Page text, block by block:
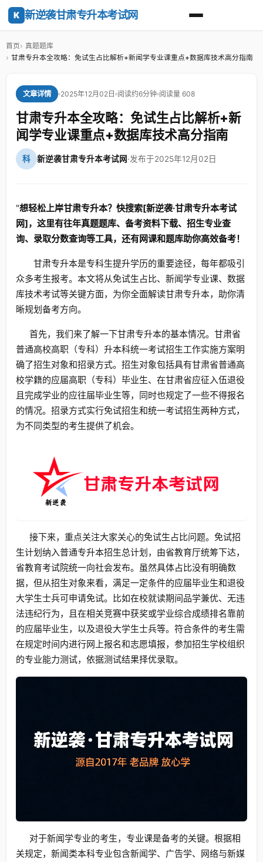
K 新逆袭甘肃专升本考试网
首页
真题题库
甘肃专升本全攻略：免试生占比解析+新闻学专业课重点+数据库技术高分指南
文章详情 2025年12月02日 阅读约6分钟 阅读量 608
甘肃专升本全攻略：免试生占比解析+新
闻学专业课重点+数据库技术高分指南
科 新逆袭甘肃专升本考试网·发布于2025年12月02日
"想轻松上岸甘肃专升本？快搜索[新逆袭·甘肃专升本考试
网]，这里有往年真题题库、备考资料下载、招生专业查
询、录取分数查询等工具，还有网课和题库助你高效备考！
甘肃专升本是专科生提升学历的重要途径，每年都吸引
众多考生报考。本文将从免试生占比、新闻学专业课、数据
库技术考试等关键方面，为你全面解读甘肃专升本，助你清
晰规划备考方向。
首先，我们来了解一下甘肃专升本的基本情况。甘肃省
普通高校高职（专科）升本科统一考试招生工作实施方案明
确了招生对象和招录方式。招生对象包括具有甘肃省普通高
校学籍的应届高职（专科）毕业生、在甘肃省应征入伍退役
且完成学业的应往届毕业生等，同时也规定了一些不得报名
的情况。招录方式实行免试招生和统一考试招生两种方式，
为不同类型的考生提供了机会。
接下来，重点关注大家关心的免试生占比问题。免试招
生计划纳入普通专升本招生总计划，由省教育厅统筹下达，
省教育考试院统一向社会发布。虽然具体占比没有明确数
据，但从招生对象来看，满足一定条件的应届毕业生和退役
大学生士兵可申请免试。比如在校就读期间品学兼优、无违
法违纪行为，且在相关竞赛中获奖或学业综合成绩排名靠前
的应届毕业生，以及退役大学生士兵等。符合条件的考生需
在规定时间内进行网上报名和志愿填报，参加招生学校组织
的专业能力测试，依据测试结果择优录取。
对于新闻学专业的考生，专业课是备考的关键。根据相
关规定，新闻类本科专业包含新闻学、广告学、网络与新媒